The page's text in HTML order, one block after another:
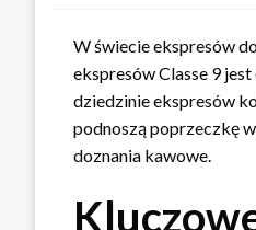
W świecie ekspresów
ekspresów Classe 9
dziedzinie ekspresów
podnoszą poprzeczkę
doznania kawowe.